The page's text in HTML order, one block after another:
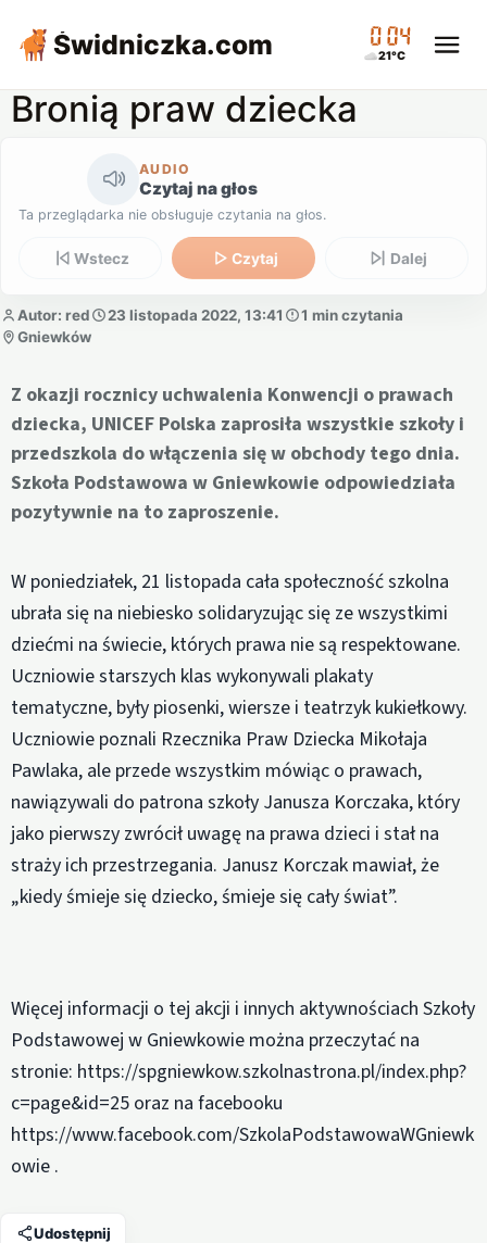
Świdniczka.com 00:04
21°C
Bronią praw dziecka
AUDIO
Czytaj na głos
Ta przeglądarka nie obsługuje czytania na głos.
Wstecz Czytaj Dalej
Autor: red 23 listopada 2022, 13:41
1 min czytania
Gniewków
Z okazji rocznicy uchwalenia Konwencji o prawach
dziecka, UNICEF Polska zaprosiła wszystkie szkoły i
przedszkola do włączenia się w obchody tego dnia.
Szkoła Podstawowa w Gniewkowie odpowiedziała
pozytywnie na to zaproszenie.
W poniedziałek, 21 listopada cała społeczność szkolna
ubrała się na niebiesko solidaryzując się ze wszystkimi
dziećmi na świecie, których prawa nie są respektowane.
Uczniowie starszych klas wykonywali plakaty
tematyczne, były piosenki, wiersze i teatrzyk kukiełkowy.
Uczniowie poznali Rzecznika Praw Dziecka Mikołaja
Pawlaka, ale przede wszystkim mówiąc o prawach,
nawiązywali do patrona szkoły Janusza Korczaka, który
jako pierwszy zwrócił uwagę na prawa dzieci i stał na
straży ich przestrzegania. Janusz Korczak mawiał, że
„kiedy śmieje się dziecko, śmieje się cały świat”.
Więcej informacji o tej akcji i innych aktywnościach Szkoły
Podstawowej w Gniewkowie można przeczytać na
stronie: https://spgniewkow.szkolnastrona.pl/index.php?
c=page&id=25 oraz na facebooku
https://www.facebook.com/SzkolaPodstawowaWGniewk
owie .
Udostępnij